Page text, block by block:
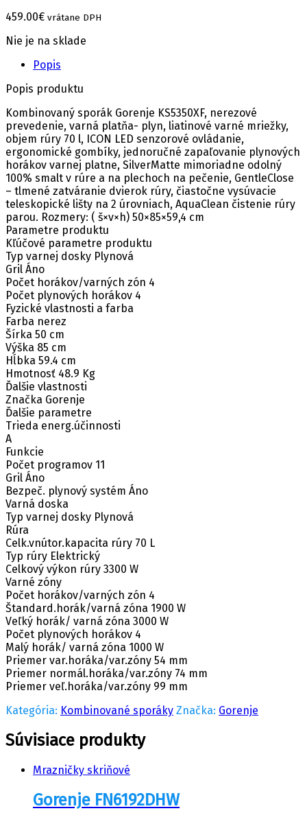
459.00€ vrátane DPH
Nie je na sklade
Popis
Popis produktu
Kombinovaný sporák Gorenje KS5350XF, nerezové
prevedenie, varná platňa- plyn, liatinové varné mriežky,
objem rúry 70 l, ICON LED senzorové ovládanie,
ergonomické gombíky, jednoručné zapaľovanie plynových
horákov varnej platne, SilverMatte mimoriadne odolný
100% smalt v rúre a na plechoch na pečenie, GentleClose
– tlmené zatváranie dvierok rúry, čiastočne vysúvacie
teleskopické lišty na 2 úrovniach, AquaClean čistenie rúry
parou. Rozmery: ( š×v×h) 50×85×59,4 cm
Parametre produktu
Kľúčové parametre produktu
Typ varnej dosky Plynová
Gril Áno
Počet horákov/varných zón 4
Počet plynových horákov 4
Fyzické vlastnosti a farba
Farba nerez
Šírka 50 cm
Výška 85 cm
Hĺbka 59.4 cm
Hmotnosť 48.9 Kg
Ďalšie vlastnosti
Značka Gorenje
Ďalšie parametre
Trieda energ.účinnosti
A
Funkcie
Počet programov 11
Gril Áno
Bezpeč. plynový systém Áno
Varná doska
Typ varnej dosky Plynová
Rúra
Celk.vnútor.kapacita rúry 70 L
Typ rúry Elektrický
Celkový výkon rúry 3300 W
Varné zóny
Počet horákov/varných zón 4
Štandard.horák/varná zóna 1900 W
Veľký horák/ varná zóna 3000 W
Počet plynových horákov 4
Malý horák/ varná zóna 1000 W
Priemer var.horáka/var.zóny 54 mm
Priemer normál.horáka/var.zóny 74 mm
Priemer veľ.horáka/var.zóny 99 mm
Kategória: Kombinované sporáky Značka: Gorenje
Súvisiace produkty
Mrazničky skriňové
Gorenje FN6192DHW